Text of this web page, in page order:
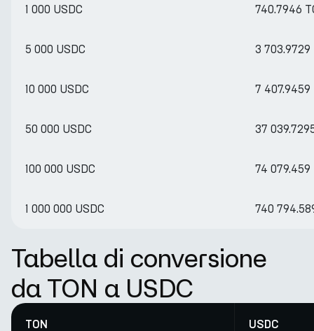
1 000 USDC 740.7946
5 000 USDC 3 703.9729
10 000 USDC 7 407.9459
50 000 USDC 37
100 000 USDC 74 079.459
1 000 000 USDC 740
Tabella di conversione
da TON a USDC
TON USDC